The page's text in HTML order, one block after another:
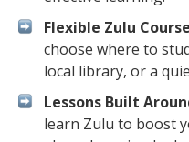
Flexible Zulu
choose where to
local library, or a
Lessons Built
learn Zulu to boost